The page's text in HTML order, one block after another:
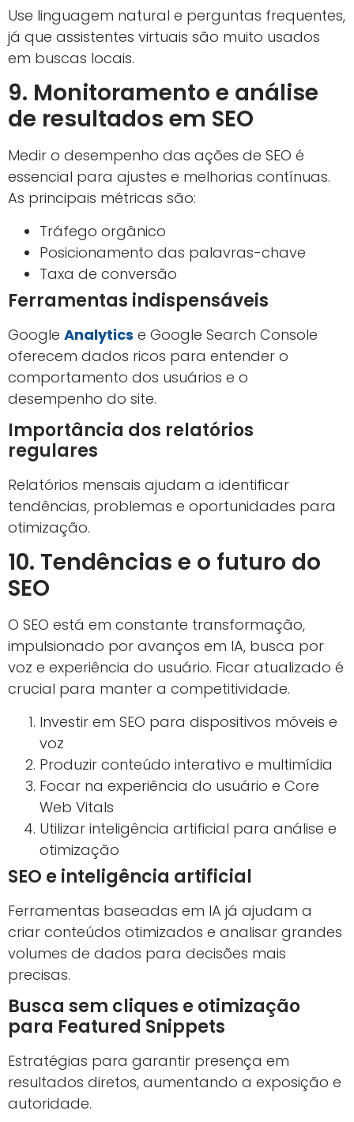
Use linguagem natural e perguntas frequentes,
já que assistentes virtuais são muito usados
em buscas locais.
9. Monitoramento e análise
de resultados em SEO
Medir o desempenho das ações de SEO é
essencial para ajustes e melhorias contínuas.
As principais métricas são:
Tráfego orgânico
Posicionamento das palavras-chave
Taxa de conversão
Ferramentas indispensáveis
Google Analytics e Google Search Console
oferecem dados ricos para entender o
comportamento dos usuários e o
desempenho do site.
Importância dos relatórios
regulares
Relatórios mensais ajudam a identificar
tendências, problemas e oportunidades para
otimização.
10. Tendências e o futuro do
SEO
O SEO está em constante transformação,
impulsionado por avanços em IA, busca por
voz e experiência do usuário. Ficar atualizado é
crucial para manter a competitividade.
Investir em SEO para dispositivos móveis e
voz
Produzir conteúdo interativo e multimídia
Focar na experiência do usuário e Core
Web Vitals
Utilizar inteligência artificial para análise e
otimização
SEO e inteligência artificial
Ferramentas baseadas em IA já ajudam a
criar conteúdos otimizados e analisar grandes
volumes de dados para decisões mais
precisas.
Busca sem cliques e otimização
para Featured Snippets
Estratégias para garantir presença em
resultados diretos, aumentando a exposição e
autoridade.